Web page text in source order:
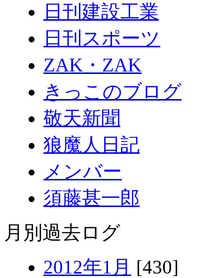
日刊建設工業
日刊スポーツ
ZAK・ZAK
きっこのブログ
敬天新聞
狼魔人日記
メンバー
須藤甚一郎
月別過去ログ
2012年1月 [430]